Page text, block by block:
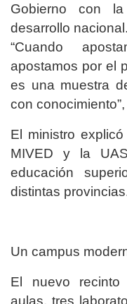
Gobierno con
desarrollo nacional.
“Cuando
apostamos por el
es una muestra
con
El ministro
MIVED y la
educación
distintas
Un campus
El nuevo
aulas, tres